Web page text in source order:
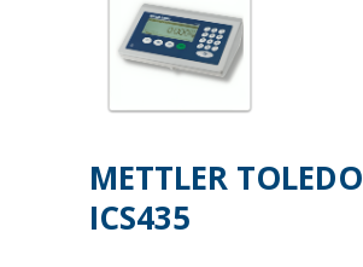
METTLER TOLEDO
ICS435